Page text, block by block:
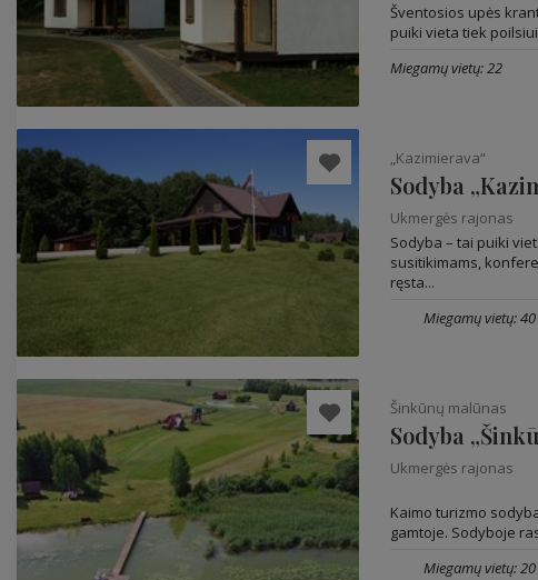
Šventosios upės
puiki vieta tiek
Miegamų vietų: 22
„Kazimierava“
Sodyba
Ukmergės rajonas
Sodyba – tai puiki
susitikimams,
ręsta...
Miegamų vietų: 40
Šinkūnų malūnas
Sodyba
Ukmergės rajonas
Kaimo turizmo
gamtoje. Sodyboje
Miegamų vietų: 20